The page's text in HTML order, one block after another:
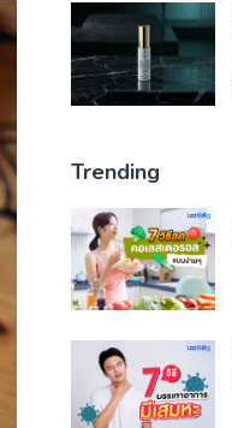
Trending